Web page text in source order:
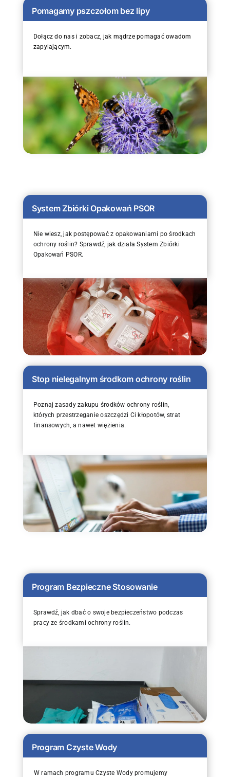
Pomagamy pszczołom bez lipy
Dołącz do nas i zobacz, jak mądrze pomagać owadom
zapylającym.
System Zbiórki Opakowań PSOR
Nie wiesz, jak postępować z opakowaniami po środkach
ochrony roślin? Sprawdź, jak działa System Zbiórki
Opakowań PSOR.
Stop nielegalnym środkom ochrony roślin
Poznaj zasady zakupu środków ochrony roślin,
których przestrzeganie oszczędzi Ci kłopotów, strat
finansowych, a nawet więzienia.
Program Bezpieczne Stosowanie
Sprawdź, jak dbać o swoje bezpieczeństwo podczas
pracy ze środkami ochrony roślin.
Program Czyste Wody
W ramach programu Czyste Wody promujemy